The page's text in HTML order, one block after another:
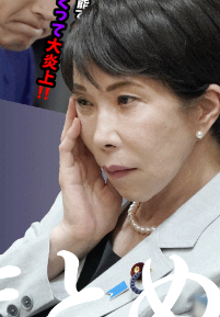
見る